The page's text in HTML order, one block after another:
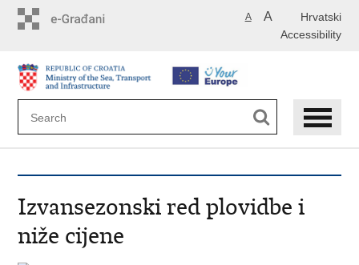
Hrvatski
A A
Accessibility
Izvansezonski red plovidbe i
niže cijene